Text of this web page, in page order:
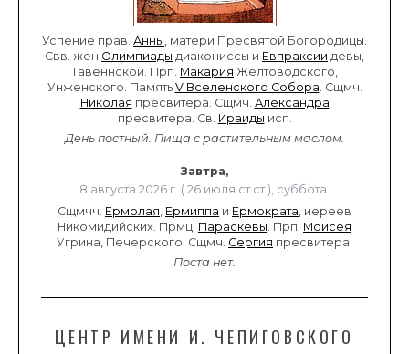
Успение прав. Анны , матери Пресвятой Богородицы.
Свв. жен Олимпиады диакониссы и Евпраксии девы,
Тавеннской. Прп. Макария Желтоводского,
Унженского. Память V Вселенского Собора . Сщмч.
Николая пресвитера. Сщмч. Александра
пресвитера. Св. Ираиды исп.
День постный. Пища с растительным маслом.
Завтра,
8 августа 2026 г. ( 26 июля ст.ст.), суббота.
Сщмчч. Ермолая Ермиппа и Ермократа , иереев
Никомидийских. Прмц. Параскевы . Прп. Моисея
Угрина, Печерского. Сщмч. Сергия пресвитера.
Поста нет.
ЦЕНТР ИМЕНИ И. ЧЕПИГОВСКОГО